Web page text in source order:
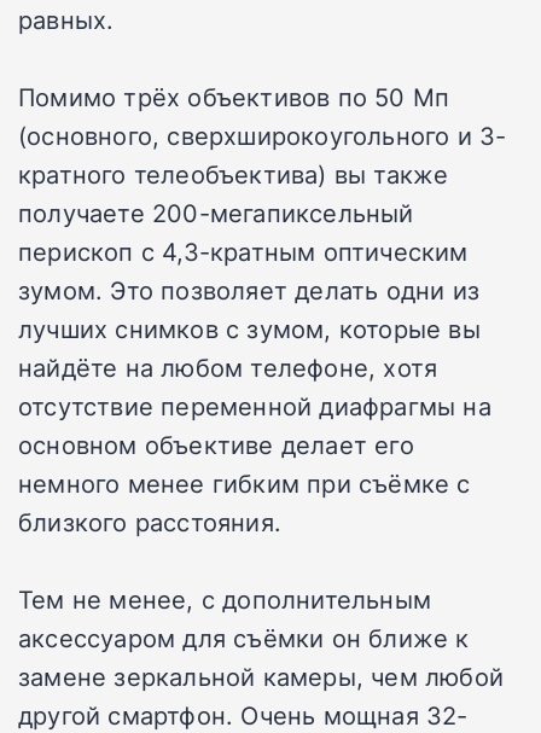
равных.
Помимо трёх объективов по 50 Мп
(основного, сверхширокоугольного и 3-
кратного телеобъектива) вы также
получаете 200-мегапиксельный
перископ с 4,3-кратным оптическим
зумом. Это позволяет делать одни из
лучших снимков с зумом, которые вы
найдёте на любом телефоне, хотя
отсутствие переменной диафрагмы на
основном объективе делает его
немного менее гибким при съёмке с
близкого расстояния.
Тем не менее, с дополнительным
аксессуаром для съёмки он ближе к
замене зеркальной камеры, чем любой
другой смартфон. Очень мощная 32-